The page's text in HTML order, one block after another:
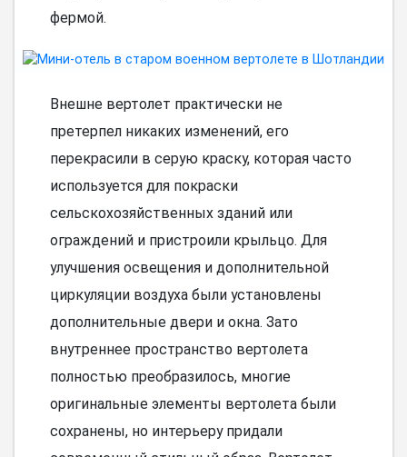
фермой.
Внешне вертолет практически не
претерпел никаких изменений, его
перекрасили в серую краску, которая часто
используется для покраски
сельскохозяйственных зданий или
ограждений и пристроили крыльцо. Для
улучшения освещения и дополнительной
циркуляции воздуха были установлены
дополнительные двери и окна. Зато
внутреннее пространство вертолета
полностью преобразилось, многие
оригинальные элементы вертолета были
сохранены, но интерьеру придали